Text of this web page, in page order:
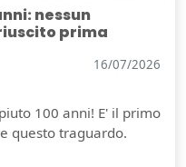
nessun
prima
16/07/2026
100 anni! E' il primo
questo traguardo.